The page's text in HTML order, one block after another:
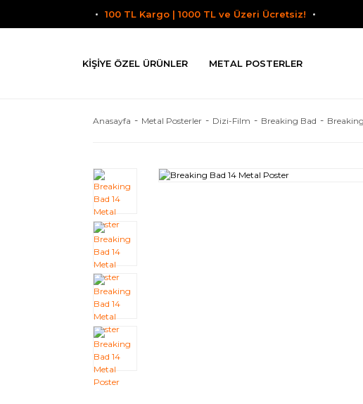
100 TL Kargo | 1000 TL ve Üzeri Ücretsiz!
KIŞIYE ÖZEL ÜRÜNLER METAL POSTERLER
Anasayfa Metal Posterler Dizi-Film Breaking Bad